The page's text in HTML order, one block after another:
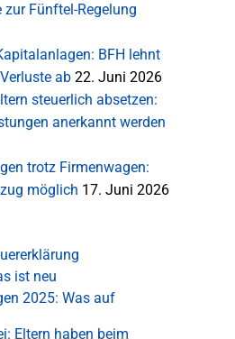
Fünftel-Regelung
BFH lehnt
ab 22. Juni 2026
steuerlich absetzen:
anerkannt werden
trotz Firmenwagen:
möglich 17. Juni 2026
ist neu
2025: Was auf
Eltern haben beim